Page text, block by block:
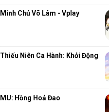
Minh Chủ Võ Lâm - Vplay
Thiếu Niên Ca Hành: Khởi Động
MU: Hồng Hoả Đao